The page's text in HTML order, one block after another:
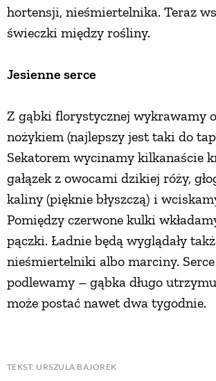
hortensji, nieśmiertelnika. Teraz
świeczki między rośliny.
Jesienne serce
Z gąbki florystycznej wykrawamy
nożykiem (najlepszy jest taki do
Sekatorem wycinamy kilkanaście
gałązek z owocami dzikiej róży,
kaliny (pięknie błyszczą) i
Pomiędzy czerwone kulki
pączki. Ładnie będą wyglądały
nieśmiertelniki albo marciny.
podlewamy – gąbka długo
może postać nawet dwa tygodnie.
TEKST: URSZULA BAJOREK